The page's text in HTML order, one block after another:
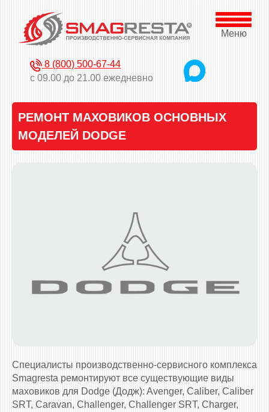
Меню
8 (800) 500-67-44
с 09.00 до 21.00 ежедневно
РЕМОНТ МАХОВИКОВ ОСНОВНЫХ
МОДЕЛЕЙ DODGE
Специалисты производственно-сервисного комплекса
Smagresta ремонтируют все существующие виды
маховиков для Dodge (Додж): Avenger, Caliber, Caliber
SRT, Caravan, Challenger, Challenger SRT, Charger,